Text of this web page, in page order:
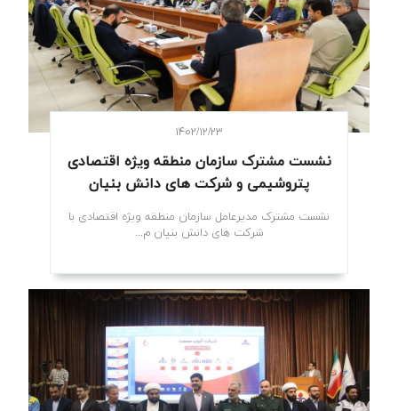
۱۴۰۲/۱۲/۲۳
نشست مشترک سازمان منطقه ویژه اقتصادی
پتروشیمی و شرکت های دانش بنیان
نشست مشترک مدیرعامل سازمان منطقه ویژه اقتصادی با
شرکت های دانش بنیان م...